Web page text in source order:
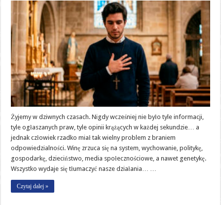
egzamin
naszej
duszy
w
społeczeństwie,
które
przestało
odpowiadać
Żyjemy w dziwnych czasach. Nigdy wcześniej nie było tyle informacji,
tyle ogłaszanych praw, tyle opinii krążących w każdej sekundzie… a
jednak człowiek rzadko miał tak wielny problem z braniem
odpowiedzialności. Winę zrzuca się na system, wychowanie, politykę,
gospodarkę, dzieciństwo, media społecznościowe, a nawet genetykę.
Wszystko wydaje się tłumaczyć nasze działania… …
Czytaj dalej »